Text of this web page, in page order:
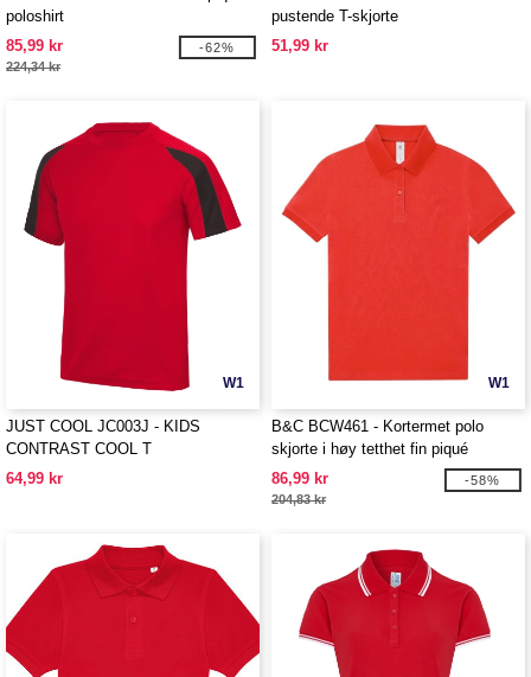
poloshirt
85,99 kr
224,34 kr
-62%
pustende T-skjorte
51,99 kr
W1
JUST COOL JC003J - KIDS
CONTRAST COOL T
64,99 kr
W1
B&C BCW461 - Kortermet polo
skjorte i høy tetthet fin piqué
86,99 kr
204,83 kr
-58%